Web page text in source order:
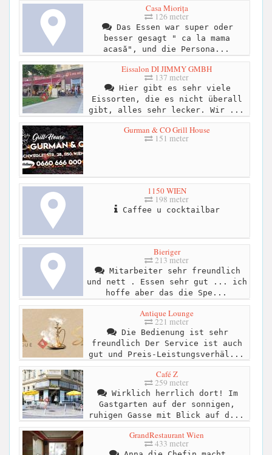
Casa Miorița
126 meter
Das Essen war super oder
besser gesagt " ca la mama
acasă", und die Persona...
Eissalon DI JIMMY GMBH
137 meter
Hier gibt es sehr viele
Eissorten, die es nicht überall
gibt, alles sehr lecker. Wir ...
Gurman & CO Grill House
151 meter
1150 WIEN
198 meter
Caffee u cocktailbar
Bieriger
213 meter
Mitarbeiter sehr freundlich
und nett . Essen sehr gut ... ich
hoffe aber das die Spe...
Antique Lounge
221 meter
Die Bedienung ist sehr
freundlich Der Service ist auch
gut und Preis-Leistungsverhäl...
Café Z
259 meter
Wirklich herrlich dort! Im
Gastgarten auf der sonnigen,
ruhigen Gasse mit Blick auf d...
GrandRestaurant Wien
433 meter